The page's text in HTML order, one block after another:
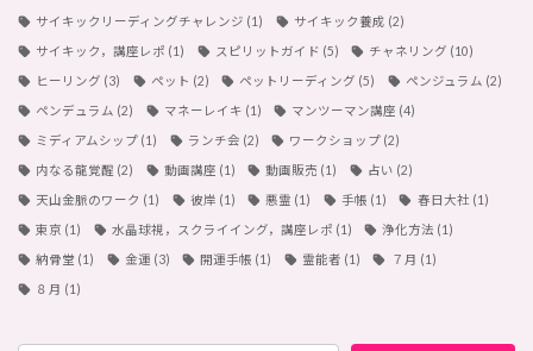
サイキックリーディングチャレンジ (1) サイキック養成 (2)
サイキック，講座レポ (1) スピリットガイド (5) チャネリング (10)
ヒーリング (3) ペット (2) ペットリーディング (5) ペンジュラム (2)
ペンデュラム (2) マネーレイキ (1) マンツーマン講座 (4)
ミディアムシップ (1) ランチ会 (2) ワークショップ (2)
内なる龍覚醒 (2) 動画講座 (1) 動画販売 (1) 占い (2)
天山金脈のワーク (1) 彼岸 (1) 悪霊 (1) 手帳 (1) 春日大社 (1)
東京 (1) 水晶球視，スクライイング，講座レポ (1) 浄化方法 (1)
納骨堂 (1) 金運 (3) 開運手帳 (1) 霊能者 (1) ７月 (1)
８月 (1)